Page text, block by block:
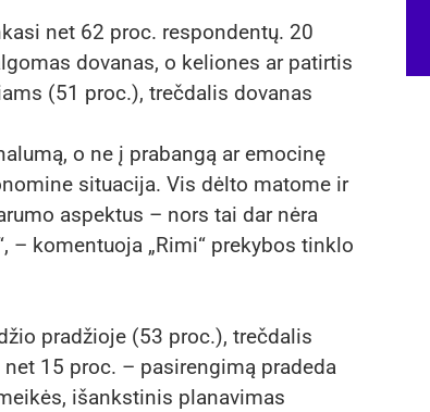
net 62 proc. respondentų. 20
dovanas, o keliones ar patirtis
(51 proc.), trečdalis dovanas
o ne į prabangą ar emocinę
situacija. Vis dėlto matome ir
aspektus – nors tai dar nėra
– komentuoja „Rimi“ prekybos tinklo
pradžioje (53 proc.), trečdalis
15 proc. – pasirengimą pradeda
išankstinis planavimas